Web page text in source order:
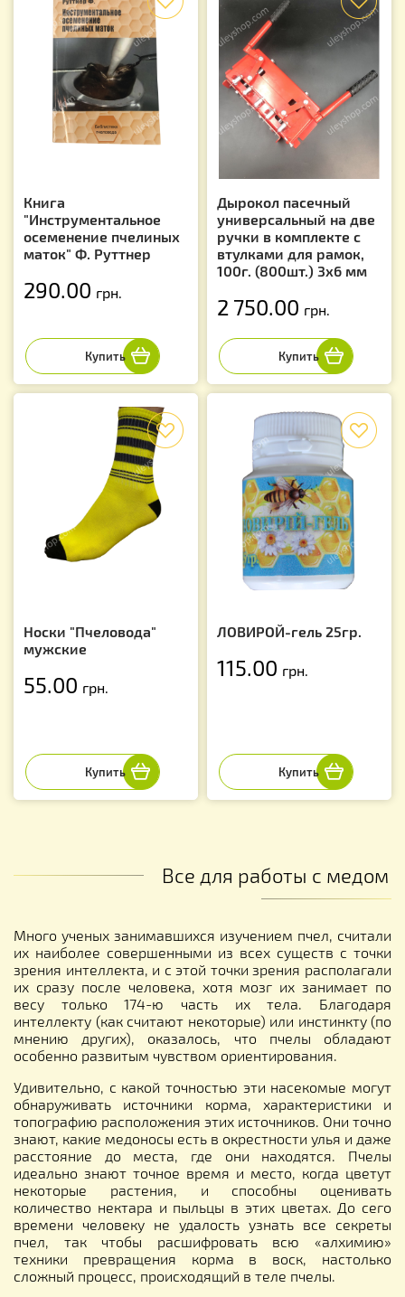
Книга
"Инструментальное
осеменение пчелиных
маток" Ф. Руттнер
290.00 грн.
Дырокол пасечный
универсальный на две
ручки в комплекте с
втулками для рамок,
100г. (800шт.) 3х6 мм
2 750.00 грн.
Носки "Пчеловода"
мужские
55.00 грн.
ЛОВИРОЙ-гель 25гр.
115.00 грн.
Все для работы с медом
Много ученых занимавшихся изучением пчел, считали
их наиболее совершенными из всех существ с точки
зрения интеллекта, и с этой точки зрения располагали
их сразу после человека, хотя мозг их занимает по
весу только 174-ю часть их тела. Благодаря
интеллекту (как считают некоторые) или инстинкту (по
мнению других), оказалось, что пчелы обладают
особенно развитым чувством ориентирования.
Удивительно, с какой точностью эти насекомые могут
обнаруживать источники корма, характеристики и
топографию расположения этих источников. Они точно
знают, какие медоносы есть в окрестности улья и даже
расстояние до места, где они находятся. Пчелы
идеально знают точное время и место, когда цветут
некоторые растения, и способны оценивать
количество нектара и пыльцы в этих цветах. До сего
времени человеку не удалость узнать все секреты
пчел, так чтобы расшифровать всю «алхимию»
техники превращения корма в воск, настолько
сложный процесс, происходящий в теле пчелы.